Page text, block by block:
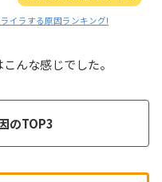
イラする原因ランキング!
んな感じでした。
のTOP3